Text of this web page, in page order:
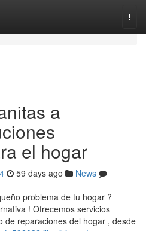
a
el hogar
59 days ago
News
problema de tu hogar ?
! Ofrecemos servicios
de reparaciones del hogar , desde